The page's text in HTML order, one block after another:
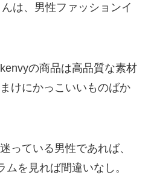
は、男性ファッションイ
の商品は高品質な素材
けにかっこいいものばか
っている男性であれば、
を見れば間違いなし。